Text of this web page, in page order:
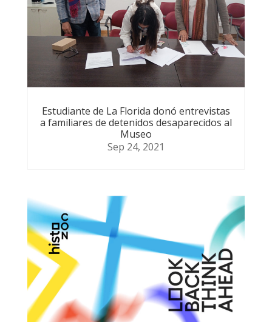
Estudiante de La Florida donó entrevistas
a familiares de detenidos desaparecidos al
Museo
Sep 24, 2021